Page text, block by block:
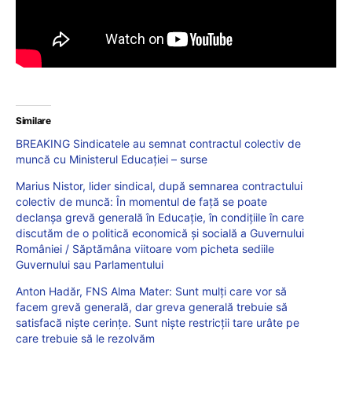
Similare
BREAKING Sindicatele au semnat contractul colectiv de
muncă cu Ministerul Educației – surse
Marius Nistor, lider sindical, după semnarea contractului
colectiv de muncă: În momentul de față se poate
declanșa grevă generală în Educație, în condițiile în care
discutăm de o politică economică și socială a Guvernului
României / Săptămâna viitoare vom picheta sediile
Guvernului sau Parlamentului
Anton Hadăr, FNS Alma Mater: Sunt mulți care vor să
facem grevă generală, dar greva generală trebuie să
satisfacă niște cerințe. Sunt niște restricții tare urâte pe
care trebuie să le rezolvăm